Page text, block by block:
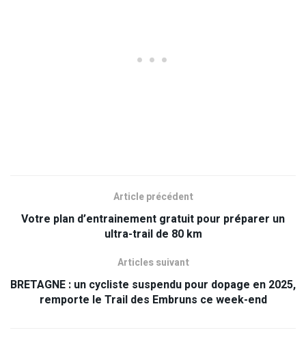
Article précédent
Votre plan d’entrainement gratuit pour préparer un
ultra-trail de 80 km
Articles suivant
BRETAGNE : un cycliste suspendu pour dopage en 2025,
remporte le Trail des Embruns ce week-end